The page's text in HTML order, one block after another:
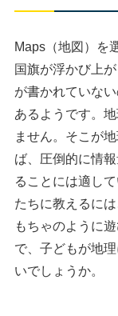
Maps（地図）を
国旗が浮かび上
が書かれていな
あるようです。
ません。そこが
ば、圧倒的に情
ることには適し
たちに教えるに
もちゃのように
で、子どもが地
いでしょうか。